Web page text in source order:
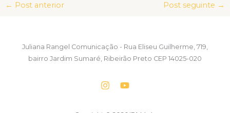
← Post anterior Post seguinte →
Juliana Rangel Comunicação - Rua Eliseu Guilherme, 719,
bairro Jardim Sumaré, Ribeirão Preto CEP 14025-020